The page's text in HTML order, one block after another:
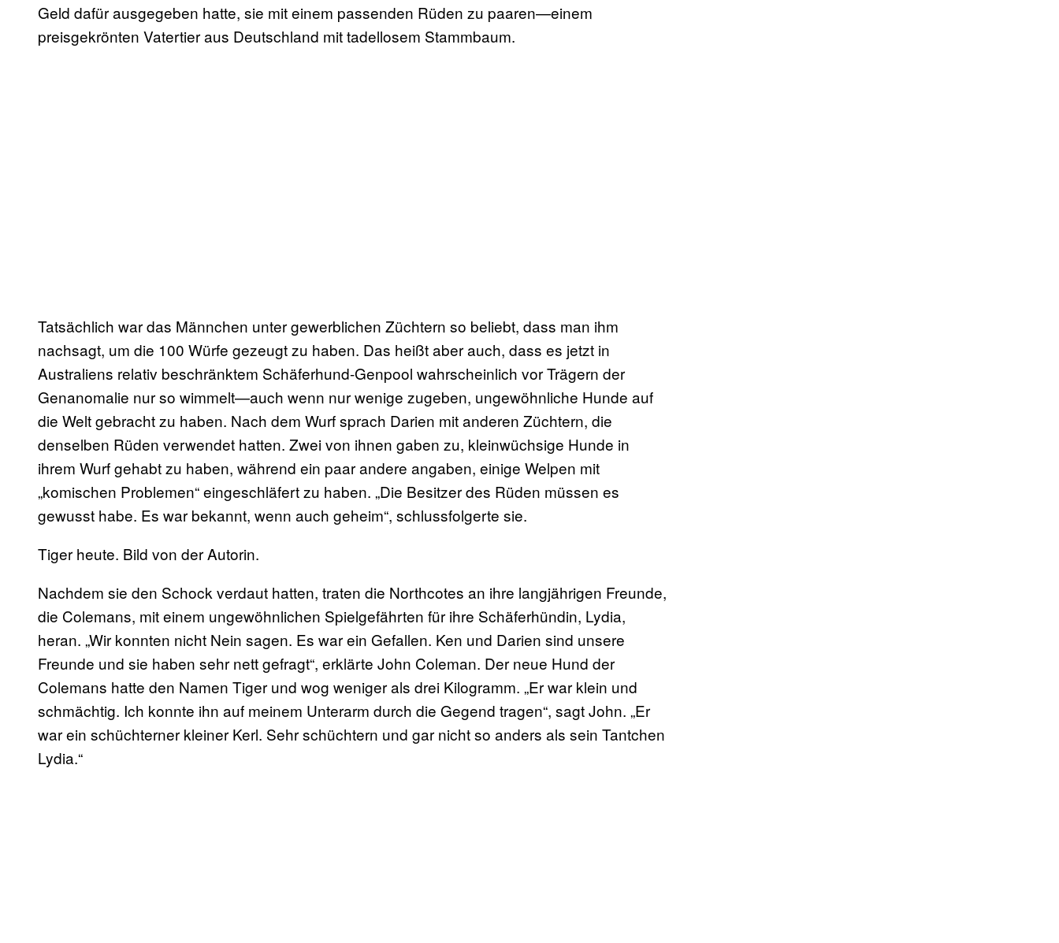
Geld dafür ausgegeben hatte, sie mit einem passenden Rüden zu paaren—einem
preisgekrönten Vatertier aus Deutschland mit tadellosem Stammbaum.
Tatsächlich war das Männchen unter gewerblichen Züchtern so beliebt, dass man ihm
nachsagt, um die 100 Würfe gezeugt zu haben. Das heißt aber auch, dass es jetzt in
Australiens relativ beschränktem Schäferhund-Genpool wahrscheinlich vor Trägern der
Genanomalie nur so wimmelt—auch wenn nur wenige zugeben, ungewöhnliche Hunde auf
die Welt gebracht zu haben. Nach dem Wurf sprach Darien mit anderen Züchtern, die
denselben Rüden verwendet hatten. Zwei von ihnen gaben zu, kleinwüchsige Hunde in
ihrem Wurf gehabt zu haben, während ein paar andere angaben, einige Welpen mit
„komischen Problemen“ eingeschläfert zu haben. „Die Besitzer des Rüden müssen es
gewusst habe. Es war bekannt, wenn auch geheim“, schlussfolgerte sie.
Tiger heute. Bild von der Autorin.
Nachdem sie den Schock verdaut hatten, traten die Northcotes an ihre langjährigen Freunde,
die Colemans, mit einem ungewöhnlichen Spielgefährten für ihre Schäferhündin, Lydia,
heran. „Wir konnten nicht Nein sagen. Es war ein Gefallen. Ken und Darien sind unsere
Freunde und sie haben sehr nett gefragt“, erklärte John Coleman. Der neue Hund der
Colemans hatte den Namen Tiger und wog weniger als drei Kilogramm. „Er war klein und
schmächtig. Ich konnte ihn auf meinem Unterarm durch die Gegend tragen“, sagt John. „Er
war ein schüchterner kleiner Kerl. Sehr schüchtern und gar nicht so anders als sein Tantchen
Lydia.“